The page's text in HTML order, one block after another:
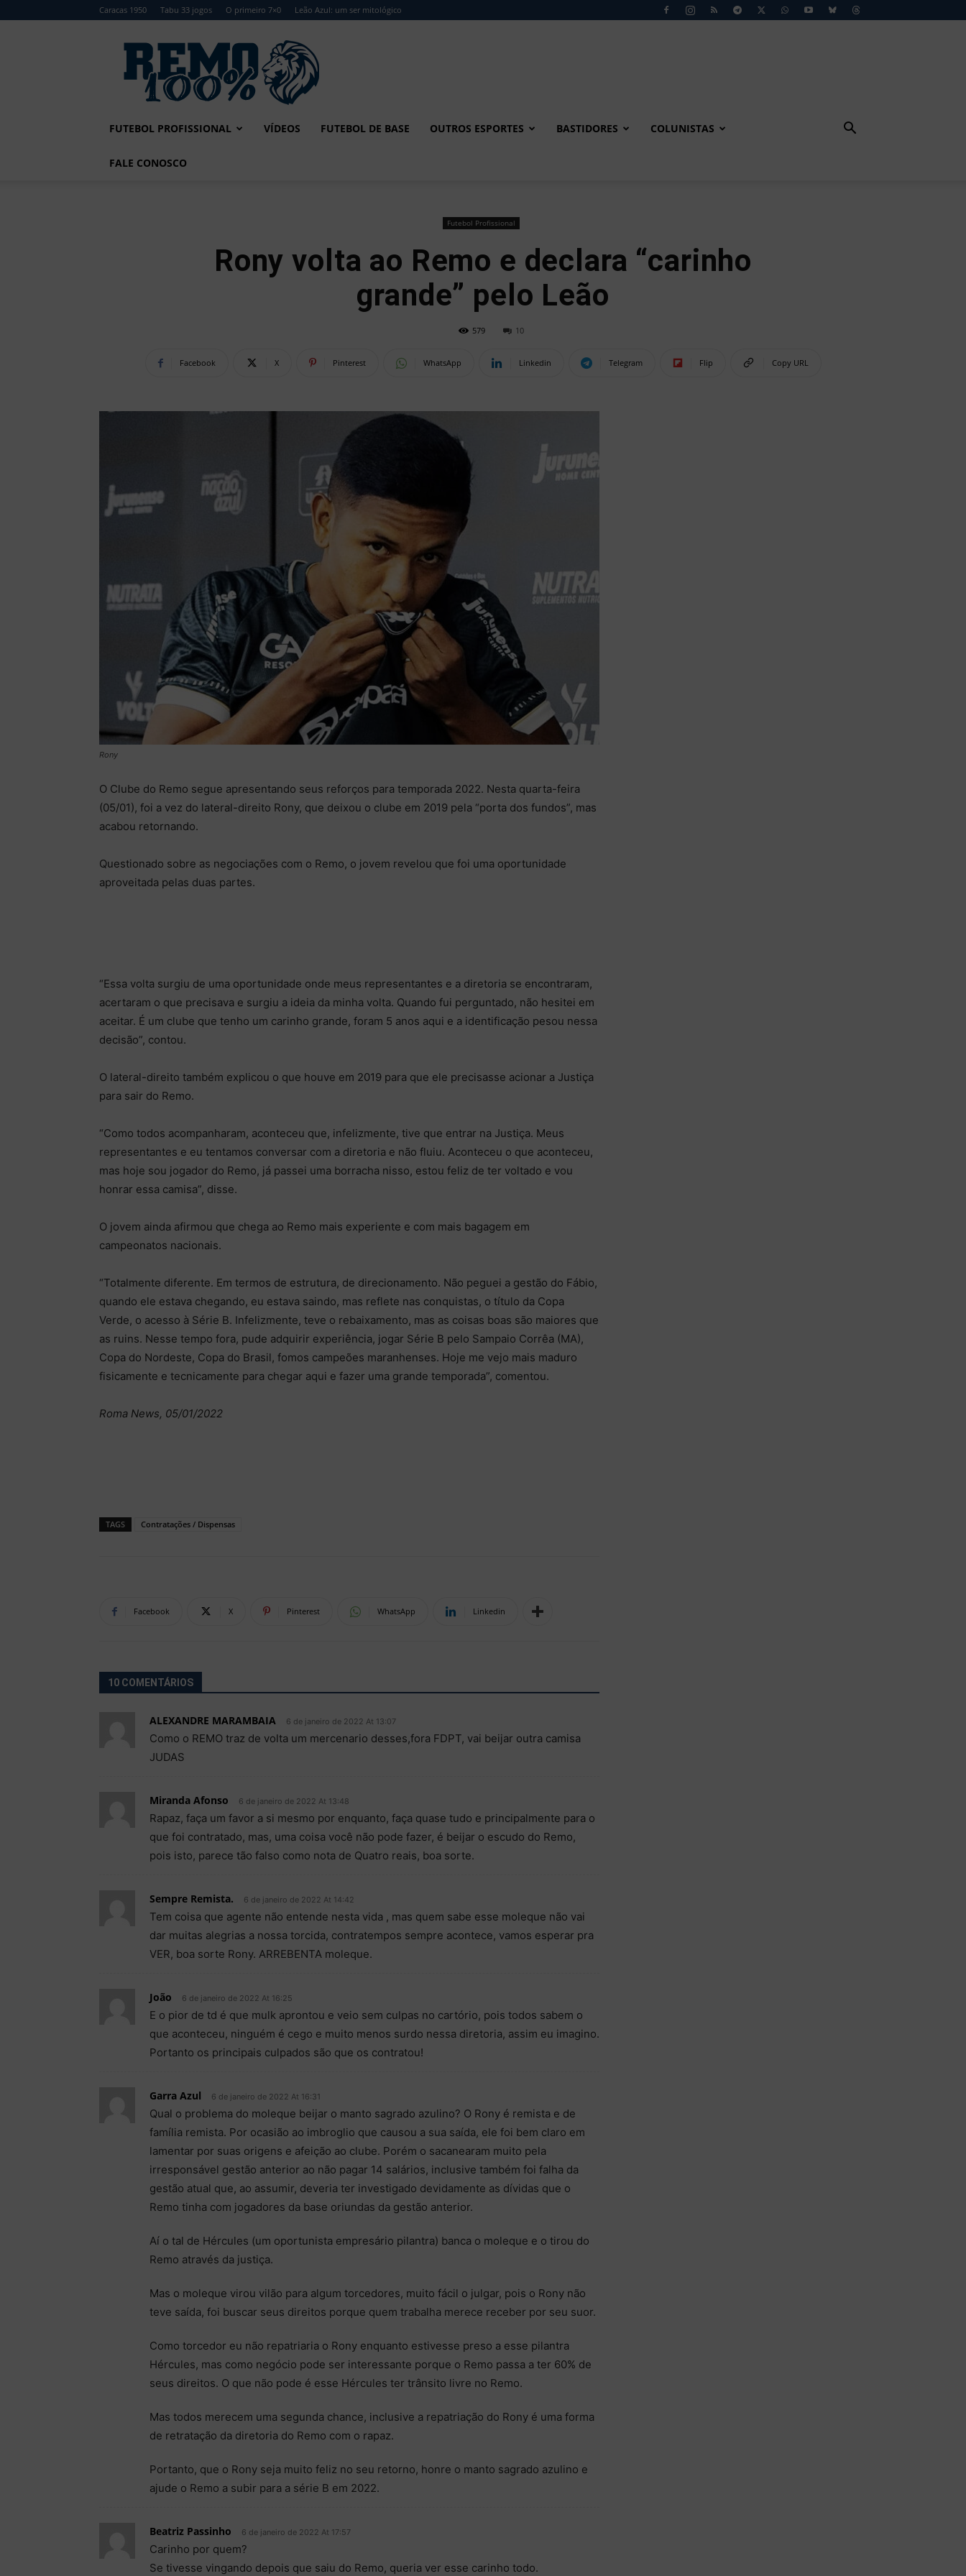
Caracas 1950 Tabu 33 jogos O primeiro 7×0 Leão Azul: um ser mitológico
Remo
FUTEBOL PROFISSIONAL VÍDEOS FUTEBOL DE BASE OUTROS ESPORTES BASTIDORES COLUNISTAS
FALE CONOSCO
Futebol Profissional
Rony volta ao Remo e declara “carinho
grande” pelo Leão
579 10
Facebook X Pinterest WhatsApp Linkedin Telegram Flip Copy URL
Rony
O Clube do Remo segue apresentando seus reforços para temporada 2022. Nesta quarta-feira
(05/01), foi a vez do lateral-direito Rony, que deixou o clube em 2019 pela “porta dos fundos”, mas
acabou retornando.
Questionado sobre as negociações com o Remo, o jovem revelou que foi uma oportunidade
aproveitada pelas duas partes.
“Essa volta surgiu de uma oportunidade onde meus representantes e a diretoria se encontraram,
acertaram o que precisava e surgiu a ideia da minha volta. Quando fui perguntado, não hesitei em
aceitar. É um clube que tenho um carinho grande, foram 5 anos aqui e a identificação pesou nessa
decisão”, contou.
O lateral-direito também explicou o que houve em 2019 para que ele precisasse acionar a Justiça
para sair do Remo.
“Como todos acompanharam, aconteceu que, infelizmente, tive que entrar na Justiça. Meus
representantes e eu tentamos conversar com a diretoria e não fluiu. Aconteceu o que aconteceu,
mas hoje sou jogador do Remo, já passei uma borracha nisso, estou feliz de ter voltado e vou
honrar essa camisa”, disse.
O jovem ainda afirmou que chega ao Remo mais experiente e com mais bagagem em
campeonatos nacionais.
“Totalmente diferente. Em termos de estrutura, de direcionamento. Não peguei a gestão do Fábio,
quando ele estava chegando, eu estava saindo, mas reflete nas conquistas, o título da Copa
Verde, o acesso à Série B. Infelizmente, teve o rebaixamento, mas as coisas boas são maiores que
as ruins. Nesse tempo fora, pude adquirir experiência, jogar Série B pelo Sampaio Corrêa (MA),
Copa do Nordeste, Copa do Brasil, fomos campeões maranhenses. Hoje me vejo mais maduro
fisicamente e tecnicamente para chegar aqui e fazer uma grande temporada”, comentou.
Roma News, 05/01/2022
TAGS Contratações / Dispensas
Facebook X Pinterest WhatsApp Linkedin
10 COMENTÁRIOS
ALEXANDRE MARAMBAIA 6 de janeiro de 2022 At 13:07
Como o REMO traz de volta um mercenario desses,fora FDPT, vai beijar outra camisa
JUDAS
Miranda Afonso 6 de janeiro de 2022 At 13:48
Rapaz, faça um favor a si mesmo por enquanto, faça quase tudo e principalmente para o
que foi contratado, mas, uma coisa você não pode fazer, é beijar o escudo do Remo,
pois isto, parece tão falso como nota de Quatro reais, boa sorte.
Sempre Remista. 6 de janeiro de 2022 At 14:42
Tem coisa que agente não entende nesta vida , mas quem sabe esse moleque não vai
dar muitas alegrias a nossa torcida, contratempos sempre acontece, vamos esperar pra
VER, boa sorte Rony. ARREBENTA moleque.
João 6 de janeiro de 2022 At 16:25
E o pior de td é que mulk aprontou e veio sem culpas no cartório, pois todos sabem o
que aconteceu, ninguém é cego e muito menos surdo nessa diretoria, assim eu imagino.
Portanto os principais culpados são que os contratou!
Garra Azul 6 de janeiro de 2022 At 16:31
Qual o problema do moleque beijar o manto sagrado azulino? O Rony é remista e de
família remista. Por ocasião ao imbroglio que causou a sua saída, ele foi bem claro em
lamentar por suas origens e afeição ao clube. Porém o sacanearam muito pela
irresponsável gestão anterior ao não pagar 14 salários, inclusive também foi falha da
gestão atual que, ao assumir, deveria ter investigado devidamente as dívidas que o
Remo tinha com jogadores da base oriundas da gestão anterior.
Aí o tal de Hércules (um oportunista empresário pilantra) banca o moleque e o tirou do
Remo através da justiça.
Mas o moleque virou vilão para algum torcedores, muito fácil o julgar, pois o Rony não
teve saída, foi buscar seus direitos porque quem trabalha merece receber por seu suor.
Como torcedor eu não repatriaria o Rony enquanto estivesse preso a esse pilantra
Hércules, mas como negócio pode ser interessante porque o Remo passa a ter 60% de
seus direitos. O que não pode é esse Hércules ter trânsito livre no Remo.
Mas todos merecem uma segunda chance, inclusive a repatriação do Rony é uma forma
de retratação da diretoria do Remo com o rapaz.
Portanto, que o Rony seja muito feliz no seu retorno, honre o manto sagrado azulino e
ajude o Remo a subir para a série B em 2022.
Beatriz Passinho 6 de janeiro de 2022 At 17:57
Carinho por quem?
Se tivesse vingando depois que saiu do Remo, queria ver esse carinho todo.